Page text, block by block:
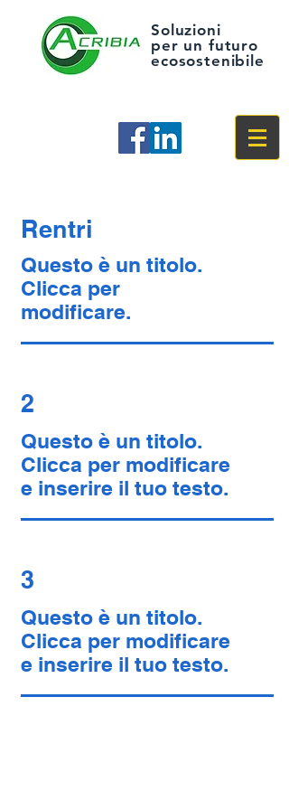
Soluzioni
per un futuro
ecosostenibile
Rentri
Questo è un titolo.
Clicca per
modificare.
2
Questo è un titolo.
Clicca per modificare
e inserire il tuo testo.
3
Questo è un titolo.
Clicca per modificare
e inserire il tuo testo.